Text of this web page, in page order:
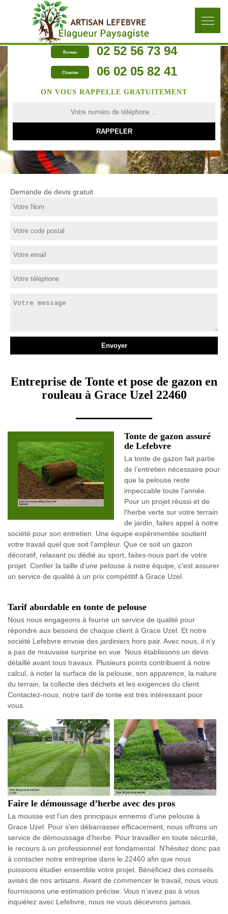
Bureau 02 52 56 73 94
Chantier 06 02 05 82 41
ON VOUS RAPPELLE GRATUITEMENT
Demande de devis gratuit
Entreprise de Tonte et pose de gazon en
rouleau à Grace Uzel 22460
Tonte de gazon assuré
de Lefebvre
La tonte de gazon fait partie
de l’entretien nécessaire pour
que la pelouse reste
impeccable toute l’année.
Pour un projet réussi et de
l'herbe verte sur votre terrain
de jardin, faites appel à notre
société pour son entretien. Une équipe expérimentée soutient
votre travail quel que soit l’ampleur. Que ce soit un gazon
décoratif, relaxant ou dédié au sport, faites-nous part de votre
projet. Confier la taille d’une pelouse à notre équipe, c'est assurer
un service de qualité à un prix compétitif à Grace Uzel.
Tarif abordable en tonte de pelouse
Nous nous engageons à fournir un service de qualité pour
répondre aux besoins de chaque client à Grace Uzel. Et notre
société Lefebvre envoie des jardiniers hors pair. Avec nous, il n'y
a pas de mauvaise surprise en vue. Nous établissons un devis
détaillé avant tous travaux. Plusieurs points contribuent à notre
calcul, à noter la surface de la pelouse, son apparence, la nature
du terrain, la collecte des déchets et les exigences du client.
Contactez-nous, notre tarif de tonte est très intéressant pour
vous.
Faire le démoussage d’herbe avec des pros
La mousse est l'un des principaux ennemis d'une pelouse à
Grace Uzel. Pour s'en débarrasser efficacement, nous offrons un
service de démoussage d’herbe. Pour travailler en toute sécurité,
le recours à un professionnel est fondamental. N'hésitez donc pas
à contacter notre entreprise dans le 22460 afin que nous
puissions étudier ensemble votre projet. Bénéficiez des conseils
avisés de nos artisans. Avant de commencer le travail, nous vous
fournissons une estimation précise. Vous n’avez pas à vous
inquiétez avec Lefebvre, nous ne vous décevrons jamais.